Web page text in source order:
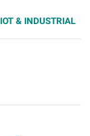
IOT & INDUSTRIAL